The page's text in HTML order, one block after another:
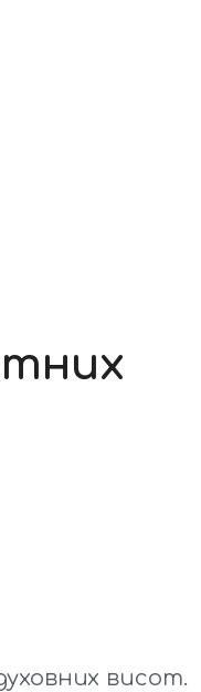
висот.